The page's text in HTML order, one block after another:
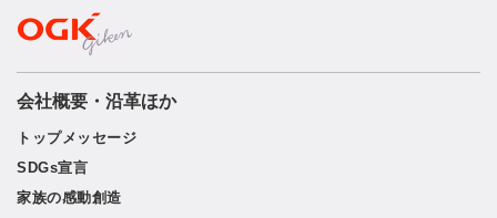
会社概要・沿革ほか
トップメッセージ
SDGs宣言
家族の感動創造